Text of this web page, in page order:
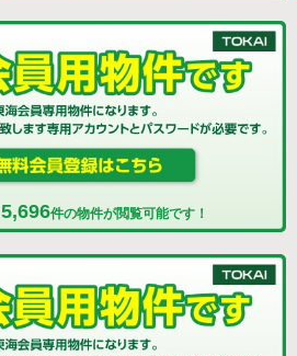
5,696件の物件が閲覧可能です！